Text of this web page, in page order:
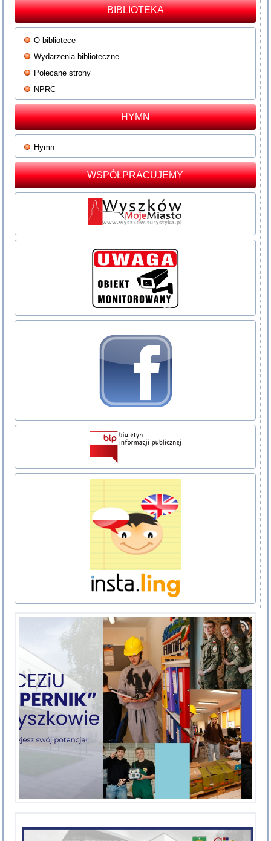
BIBLIOTEKA
O bibliotece
Wydarzenia biblioteczne
Polecane strony
NPRC
HYMN
Hymn
WSPÓŁPRACUJEMY